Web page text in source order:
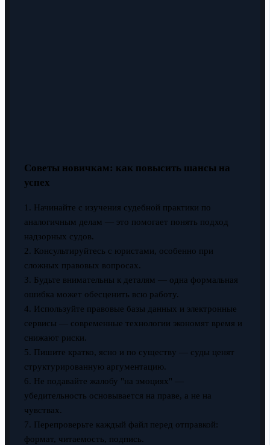
Советы новичкам: как повысить шансы на
успех
1. Начинайте с изучения судебной практики по
аналогичным делам — это помогает понять подход
надзорных судов.
2. Консультируйтесь с юристами, особенно при
сложных правовых вопросах.
3. Будьте внимательны к деталям — одна формальная
ошибка может обесценить всю работу.
4. Используйте правовые базы данных и электронные
сервисы — современные технологии экономят время и
снижают риски.
5. Пишите кратко, ясно и по существу — суды ценят
структурированную аргументацию.
6. Не подавайте жалобу "на эмоциях" —
убедительность основывается на праве, а не на
чувствах.
7. Перепроверьте каждый файл перед отправкой:
формат, читаемость, подпись.